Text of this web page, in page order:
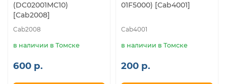
(DC02001MC10)
[Cab2008]
Cab2008
в наличии в Томске
600 р.
01F5000) [Cab4001]
Cab4001
в наличии в Томске
200 р.